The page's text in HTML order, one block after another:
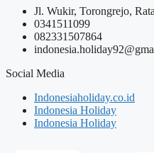
Jl. Wukir, Torongrejo,
0341511099
082331507864
Social Media
Indonesiaholiday.co.id
Indonesia Holiday
Indonesia Holiday